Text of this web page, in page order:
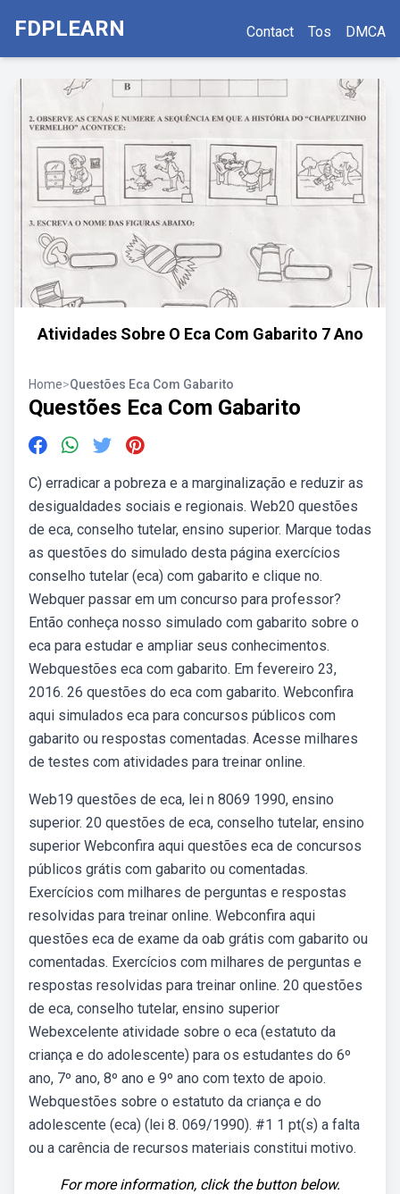
FDPLEARN Contact Tos DMCA
Atividades Sobre O Eca Com Gabarito 7 Ano
Home>Questões Eca Com Gabarito
Questões Eca Com Gabarito
C) erradicar a pobreza e a marginalização e reduzir as
desigualdades sociais e regionais. Web20 questões
de eca, conselho tutelar, ensino superior. Marque todas
as questões do simulado desta página exercícios
conselho tutelar (eca) com gabarito e clique no.
Webquer passar em um concurso para professor?
Então conheça nosso simulado com gabarito sobre o
eca para estudar e ampliar seus conhecimentos.
Webquestões eca com gabarito. Em fevereiro 23,
2016. 26 questões do eca com gabarito. Webconfira
aqui simulados eca para concursos públicos com
gabarito ou respostas comentadas. Acesse milhares
de testes com atividades para treinar online.
Web19 questões de eca, lei n 8069 1990, ensino
superior. 20 questões de eca, conselho tutelar, ensino
superior Webconfira aqui questões eca de concursos
públicos grátis com gabarito ou comentadas.
Exercícios com milhares de perguntas e respostas
resolvidas para treinar online. Webconfira aqui
questões eca de exame da oab grátis com gabarito ou
comentadas. Exercícios com milhares de perguntas e
respostas resolvidas para treinar online. 20 questões
de eca, conselho tutelar, ensino superior
Webexcelente atividade sobre o eca (estatuto da
criança e do adolescente) para os estudantes do 6º
ano, 7º ano, 8º ano e 9º ano com texto de apoio.
Webquestões sobre o estatuto da criança e do
adolescente (eca) (lei 8. 069/1990). #1 1 pt(s) a falta
ou a carência de recursos materiais constitui motivo.
For more information, click the button below.